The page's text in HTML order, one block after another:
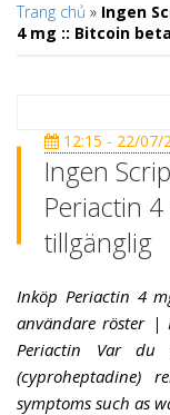
Trang chủ » Ingen
4 mg :: Bitcoin
12:15 - 22/07/
Ingen
Periactin
tillgänglig
Inköp Periactin 4
användare röster |
Periactin Var du
(cyproheptadine)
symptoms such as